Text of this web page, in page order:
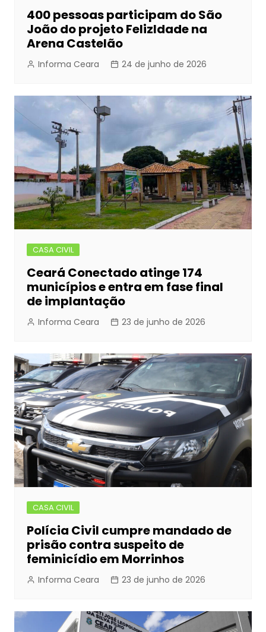
400 pessoas participam do São
João do projeto FelizIdade na
Arena Castelão
Informa Ceara 24 de junho de 2026
CASA CIVIL
Ceará Conectado atinge 174
municípios e entra em fase final
de implantação
Informa Ceara 23 de junho de 2026
CASA CIVIL
Polícia Civil cumpre mandado de
prisão contra suspeito de
feminicídio em Morrinhos
Informa Ceara 23 de junho de 2026